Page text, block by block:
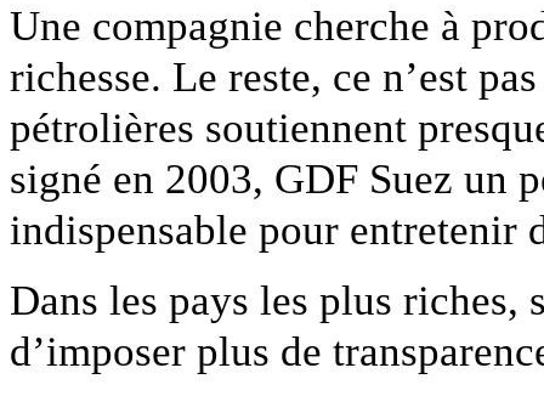
Une compagnie cherche à
richesse. Le reste, ce n’est
pétrolières soutiennent
signé en 2003, GDF Suez un
indispensable pour entretenir
Dans les pays les plus
d’imposer plus de